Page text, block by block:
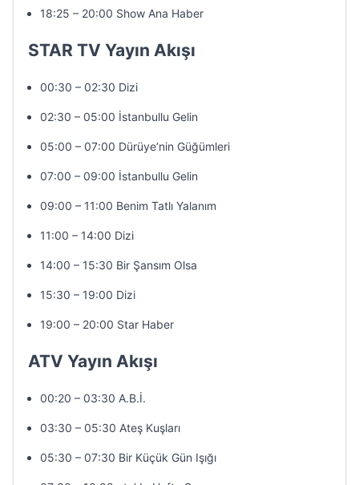
18:25 – 20:00 Show Ana Haber
STAR TV Yayın Akışı
00:30 – 02:30 Dizi
02:30 – 05:00 İstanbullu Gelin
05:00 – 07:00 Dürüye’nin Güğümleri
07:00 – 09:00 İstanbullu Gelin
09:00 – 11:00 Benim Tatlı Yalanım
11:00 – 14:00 Dizi
14:00 – 15:30 Bir Şansım Olsa
15:30 – 19:00 Dizi
19:00 – 20:00 Star Haber
ATV Yayın Akışı
00:20 – 03:30 A.B.İ.
03:30 – 05:30 Ateş Kuşları
05:30 – 07:30 Bir Küçük Gün Işığı